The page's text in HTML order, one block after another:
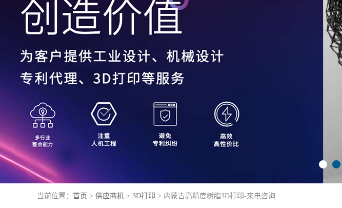
当前位置： 首页 > 供应商机 > 3D打印 > 内蒙古高精度树脂3D打印-来电咨询